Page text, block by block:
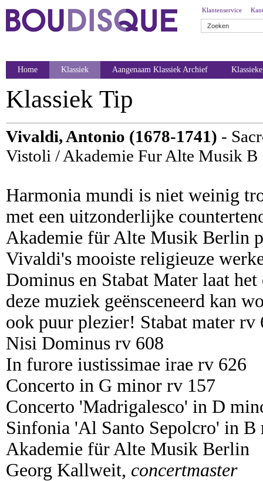
Klantenservice
Home Klassiek Aangenaam Klassiek Archief
Klassiek Tip
Vivaldi, Antonio (1678-1741) -
Vistoli / Akademie Fur Alte Musik B
Harmonia mundi is niet weinig
met een uitzonderlijke
Akademie für Alte Musik Berlin
Vivaldi's mooiste religieuze
Dominus en Stabat Mater laat
deze muziek geënsceneerd kan
ook puur plezier! Stabat mater rv
Nisi Dominus rv 608
In furore iustissimae irae rv 626
Concerto in G minor rv 157
Concerto 'Madrigalesco' in D
Sinfonia 'Al Santo Sepolcro' in
Akademie für Alte Musik Berlin
Georg Kallweit, concertmaster